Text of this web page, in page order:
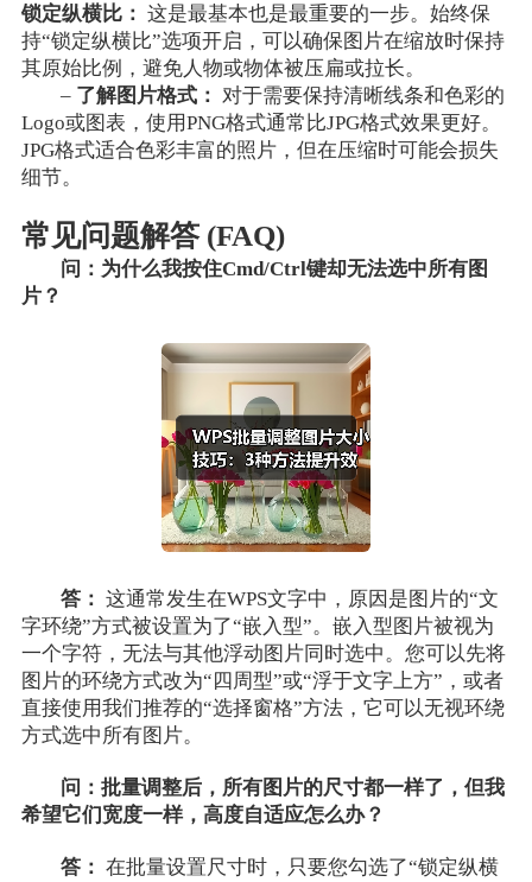
锁定纵横比： 这是最基本也是最重要的一步。始终保
持“锁定纵横比”选项开启，可以确保图片在缩放时保持
其原始比例，避免人物或物体被压扁或拉长。
– 了解图片格式： 对于需要保持清晰线条和色彩的
Logo或图表，使用PNG格式通常比JPG格式效果更好。
JPG格式适合色彩丰富的照片，但在压缩时可能会损失
细节。
常见问题解答 (FAQ)
问：为什么我按住Cmd/Ctrl键却无法选中所有图
片？
答： 这通常发生在WPS文字中，原因是图片的“文
字环绕”方式被设置为了“嵌入型”。嵌入型图片被视为
一个字符，无法与其他浮动图片同时选中。您可以先将
图片的环绕方式改为“四周型”或“浮于文字上方”，或者
直接使用我们推荐的“选择窗格”方法，它可以无视环绕
方式选中所有图片。
问：批量调整后，所有图片的尺寸都一样了，但我
希望它们宽度一样，高度自适应怎么办？
答： 在批量设置尺寸时，只要您勾选了“锁定纵横